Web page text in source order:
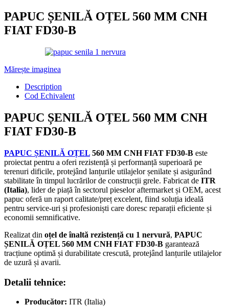
PAPUC ȘENILĂ OȚEL 560 MM CNH
FIAT FD30-B
Mărește imaginea
Description
Cod Echivalent
PAPUC ȘENILĂ OȚEL 560 MM CNH
FIAT FD30-B
PAPUC ȘENILĂ OȚEL 560 MM CNH FIAT FD30-B este
proiectat pentru a oferi rezistență și performanță superioară pe
terenuri dificile, protejând lanțurile utilajelor șenilate și asigurând
stabilitate în timpul lucrărilor de construcții grele. Fabricat de ITR
(Italia), lider de piață în sectorul pieselor aftermarket și OEM, acest
papuc oferă un raport calitate/preț excelent, fiind soluția ideală
pentru service-uri și profesioniști care doresc reparații eficiente și
economii semnificative.
Realizat din oțel de înaltă rezistență cu 1 nervură, PAPUC
ȘENILĂ OȚEL 560 MM CNH FIAT FD30-B garantează
tracțiune optimă și durabilitate crescută, protejând lanțurile utilajelor
de uzură și avarii.
Detalii tehnice:
Producător: ITR (Italia)